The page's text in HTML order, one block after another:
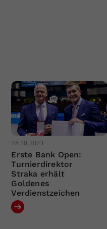
28.10.2023
Erste Bank Open:
Turnierdirektor
Straka erhält
Goldenes
Verdienstzeichen